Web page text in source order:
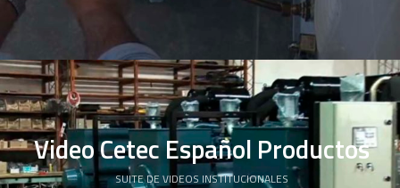
Video Cetec Español Productos
SUITE DE VIDEOS INSTITUCIONALES